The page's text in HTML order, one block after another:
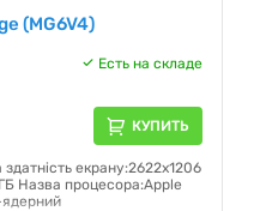
(MG6V4)
Есть на складе
КУПИТЬ
екрану:2622x1206
Назва процесора:Apple
ядерний